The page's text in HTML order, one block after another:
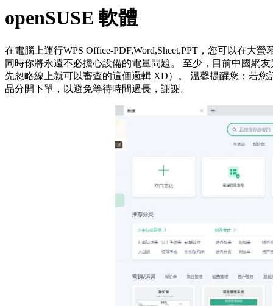
openSUSE 軟體
在電腦上運行WPS Office-PDF,Word,Sheet,PPT，您可以在大
同時你將永遠不必擔心設備的電量問題。 至少，目前中國網
先忽略線上就可以審查的這個邏輯 XD）。 溫馨提醒您：若
品分開下單，以避免等待時間過長，謝謝。